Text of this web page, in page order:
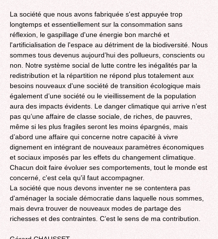
La société que nous avons fabriquée s'est appuyée trop
longtemps et essentiellement sur la consommation sans
réflexion, le gaspillage d'une énergie bon marché et
l'artificialisation de l'espace au détriment de la biodiversité. Nous
sommes tous devenus aujourd’hui des pollueurs, conscients ou
non. Notre système social de lutte contre les inégalités par la
redistribution et la répartition ne répond plus totalement aux
besoins nouveaux d'une société de transition écologique mais
également d’une société ou le vieillissement de la population
aura des impacts évidents. Le danger climatique qui arrive n’est
pas qu’une affaire de classe sociale, de riches, de pauvres,
même si les plus fragiles seront les moins épargnés, mais
d’abord une affaire qui concerne notre capacité à vivre
dignement en intégrant de nouveaux paramètres économiques
et sociaux imposés par les effets du changement climatique.
Chacun doit faire évoluer ses comportements, tout le monde est
concerné, c'est cela qu'il faut accompagner.
La société que nous devons inventer ne se contentera pas
d'aménager la sociale démocratie dans laquelle nous sommes,
mais devra trouver de nouveaux modes de partage des
richesses et des contraintes. C’est le sens de ma contribution.